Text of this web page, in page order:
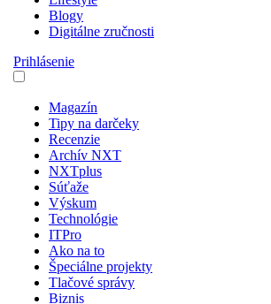
Blogy
Digitálne zručnosti
Prihlásenie
Magazín
Tipy na darčeky
Recenzie
Archív NXT
NXTplus
Súťaže
Výskum
Technológie
ITPro
Ako na to
Špeciálne projekty
Tlačové správy
Biznis